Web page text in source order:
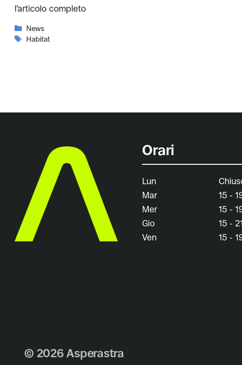
l’articolo completo
Categorie
News
Tag
Habitat
Orari
Lun
Mar
Mer
Gio
Ven
15 -
15 -
15 -
15 -
© 2026 Asperastra